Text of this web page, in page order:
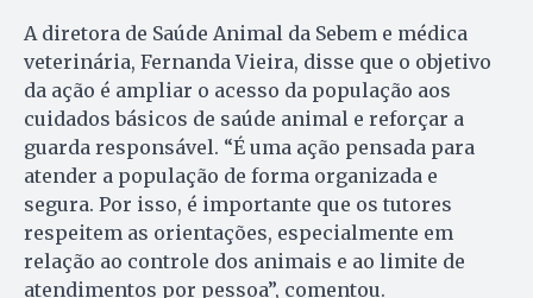
A diretora de Saúde Animal da Sebem e médica
veterinária, Fernanda Vieira, disse que o objetivo
da ação é ampliar o acesso da população aos
cuidados básicos de saúde animal e reforçar a
guarda responsável. “É uma ação pensada para
atender a população de forma organizada e
segura. Por isso, é importante que os tutores
respeitem as orientações, especialmente em
relação ao controle dos animais e ao limite de
atendimentos por pessoa”, comentou.